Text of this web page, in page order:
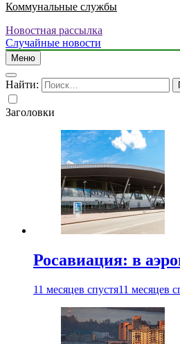
Коммунальные службы
Новостная рассылка
Случайные новости
Меню
Найти:
Заголовки
Росавиация: в
11 месяцев спустя11 месяцев